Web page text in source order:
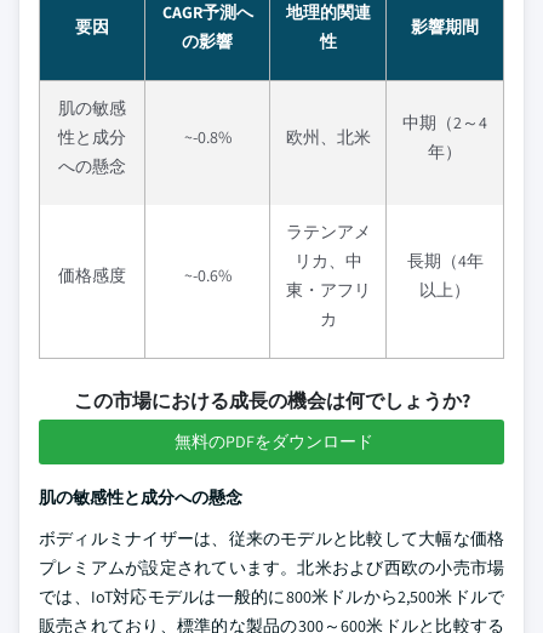
要因
CAGR予測へ
の影響
地理的関連
性
影響期間
肌の敏感
性と成分
への懸念
~-0.8% 欧州、北米
中期（2～4
年）
価格感度 ~-0.6%
ラテンアメ
リカ、中
東・アフリ
カ
長期（4年
以上）
この市場における成長の機会は何でしょうか?
無料のPDFをダウンロード
肌の敏感性と成分への懸念
ボディルミナイザーは、従来のモデルと比較して大幅な価格
プレミアムが設定されています。北米および西欧の小売市場
では、IoT対応モデルは一般的に800米ドルから2,500米ドルで
販売されており、標準的な製品の300～600米ドルと比較する